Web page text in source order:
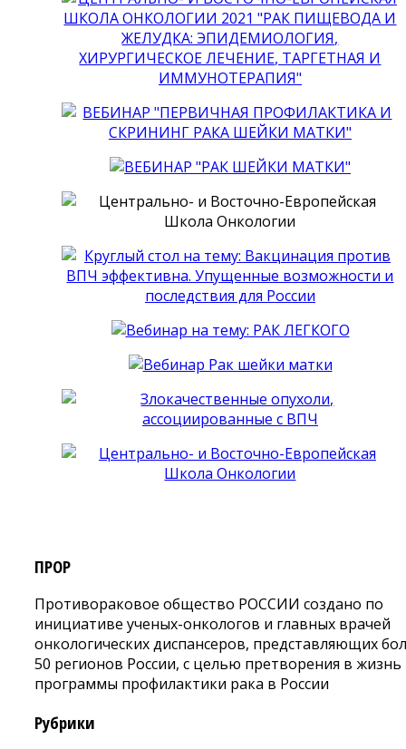
ПРОР
Противораковое общество РОССИИ создано по
инициативе ученых-онкологов и главных врачей
онкологических диспансеров, представляющих
50 регионов России, с целью претворения в жизнь
программы профилактики рака в России
Рубрики